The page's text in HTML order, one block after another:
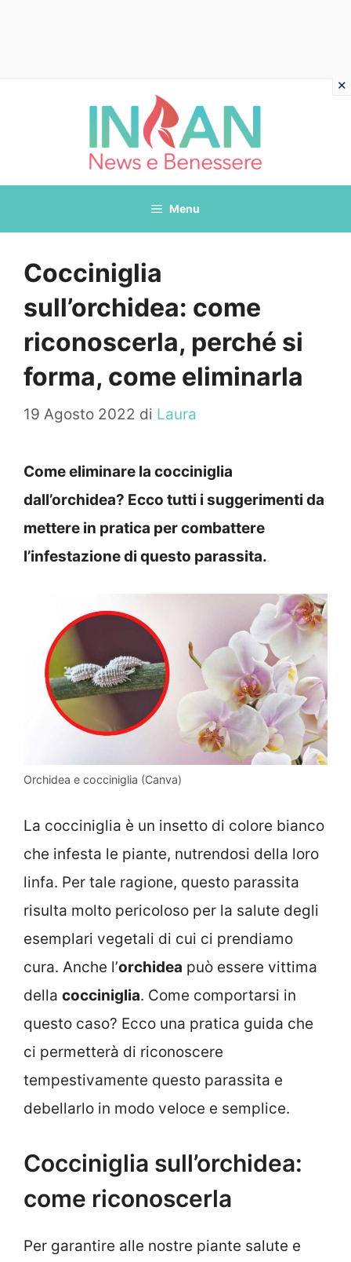
Menu
Cocciniglia
sull’orchidea: come
riconoscerla, perché si
forma, come eliminarla
19 Agosto 2022 di Laura
Come eliminare la cocciniglia
dall’orchidea? Ecco tutti i suggerimenti da
mettere in pratica per combattere
l’infestazione di questo parassita.
Orchidea e cocciniglia (Canva)
La cocciniglia è un insetto di colore bianco
che infesta le piante, nutrendosi della loro
linfa. Per tale ragione, questo parassita
risulta molto pericoloso per la salute degli
esemplari vegetali di cui ci prendiamo
cura. Anche l’orchidea può essere vittima
della cocciniglia. Come comportarsi in
questo caso? Ecco una pratica guida che
ci permetterà di riconoscere
tempestivamente questo parassita e
debellarlo in modo veloce e semplice.
Cocciniglia sull’orchidea:
come riconoscerla
Per garantire alle nostre piante salute e